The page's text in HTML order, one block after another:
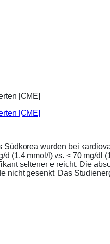
[CME]
Südkorea wurden bei
d (1,4 mmol/l) vs. < 70 mg/
seltener erreicht. Die
nicht gesenkt. Das